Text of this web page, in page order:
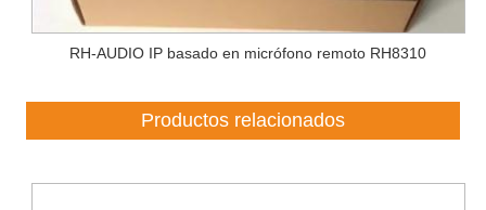
RH-AUDIO IP basado en micrófono remoto RH8310
Productos relacionados